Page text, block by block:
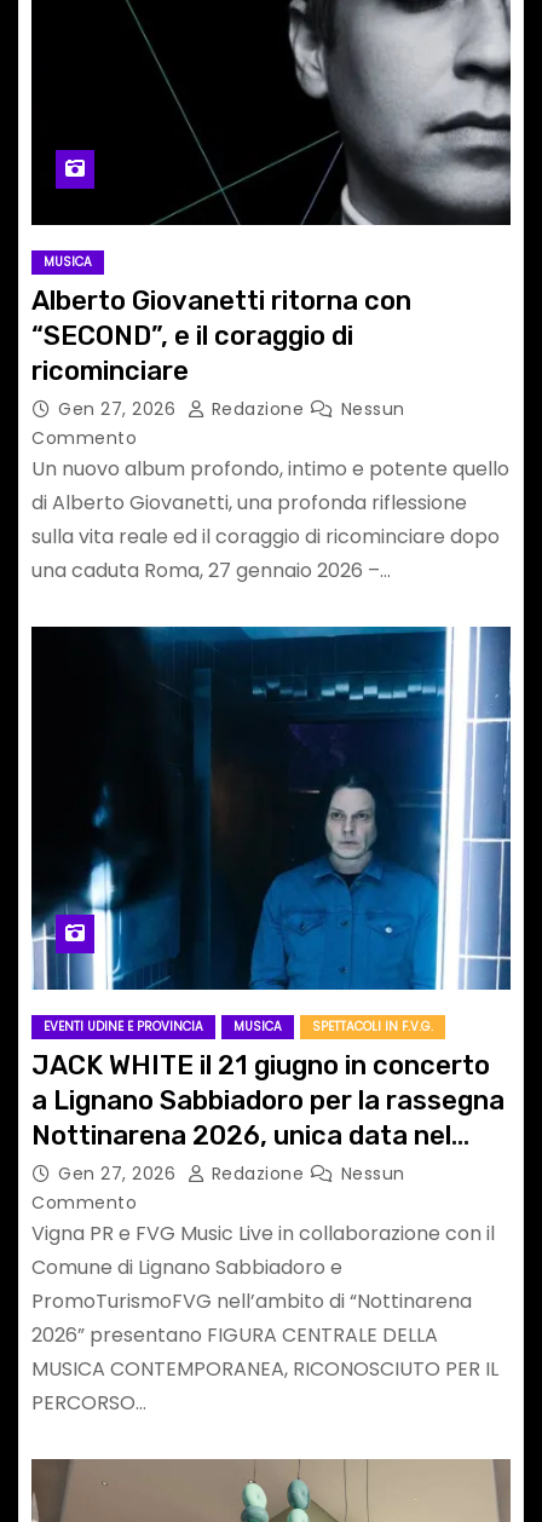
MUSICA
Alberto Giovanetti ritorna con
“SECOND”, e il coraggio di
ricominciare
Gen 27, 2026 Redazione
Nessun
Commento
Un nuovo album profondo, intimo e potente quello
di Alberto Giovanetti, una profonda riflessione
sulla vita reale ed il coraggio di ricominciare dopo
una caduta Roma, 27 gennaio 2026 –…
EVENTI UDINE E PROVINCIA MUSICA SPETTACOLI IN F.V.G.
JACK WHITE il 21 giugno in concerto
a Lignano Sabbiadoro per la rassegna
Nottinarena 2026, unica data nel
Nordest Italia
Gen 27, 2026 Redazione
Nessun
Commento
Vigna PR e FVG Music Live in collaborazione con il
Comune di Lignano Sabbiadoro e
PromoTurismoFVG nell’ambito di “Nottinarena
2026” presentano FIGURA CENTRALE DELLA
MUSICA CONTEMPORANEA, RICONOSCIUTO PER IL
PERCORSO…